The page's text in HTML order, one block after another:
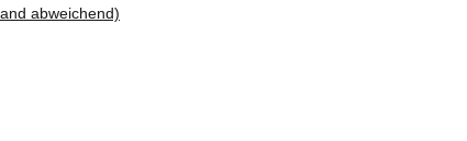
abweichend)